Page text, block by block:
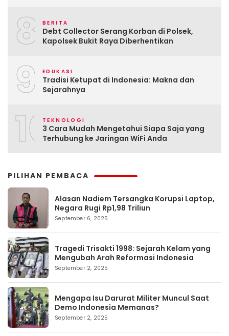
8 BERITA
Debt Collector Serang Korban di Polsek,
Kapolsek Bukit Raya Diberhentikan
9 EDUKASI
Tradisi Ketupat di Indonesia: Makna dan
Sejarahnya
10TEKNOLOGI
3 Cara Mudah Mengetahui Siapa Saja yang
Terhubung ke Jaringan WiFi Anda
PILIHAN PEMBACA
Alasan Nadiem Tersangka Korupsi Laptop,
Negara Rugi Rp1,98 Triliun
September 6, 2025
Tragedi Trisakti 1998: Sejarah Kelam yang
Mengubah Arah Reformasi Indonesia
September 2, 2025
Mengapa Isu Darurat Militer Muncul Saat
Demo Indonesia Memanas?
September 2, 2025